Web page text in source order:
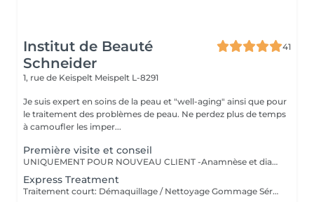
Institut de Beauté
Schneider
41
1, rue de Keispelt Meispelt L-8291
Je suis expert en soins de la peau et "well-aging" ainsi que pour
le traitement des problèmes de peau. Ne perdez plus de temps
à camoufler les imper...
Première visite et conseil
UNIQUEMENT POUR NOUVEAU CLIENT -Anamnèse et diagnostique (digital) de la peau -Démaquillage / Nettoyage -Gommage -Sérum efficace -Masque approprié à votre peau -Crème de jour -Conseil
Express Treatment
Traitement court: Démaquillage / Nettoyage Gommage Sérum Masque Crème de jour Conseil